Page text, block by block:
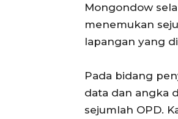
Mongondow
menemukan
lapangan yang
Pada bidang
data dan angka
sejumlah OPD.